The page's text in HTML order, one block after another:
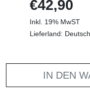
€42,90
Inkl. 19% MwST
Lieferland:
IN DEN